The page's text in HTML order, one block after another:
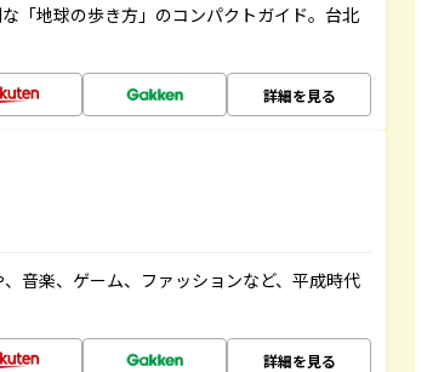
「地球の歩き方」のコンパクトガイド。台北
詳細を見る
音楽、ゲーム、ファッションなど、平成時代
詳細を見る